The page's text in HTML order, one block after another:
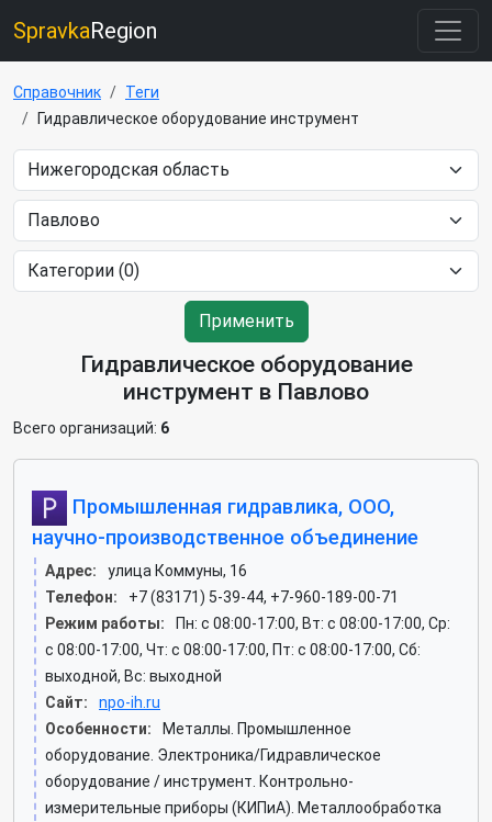
SpravkaRegion
Справочник
Теги
Гидравлическое оборудование инструмент
Применить
Гидравлическое оборудование
инструмент в Павлово
Всего организаций: 6
Промышленная гидравлика, ООО,
научно-производственное объединение
Адрес:
улица Коммуны, 16
Телефон:
+7 (83171) 5-39-44, +7-960-189-00-71
Режим работы:
Пн: c 08:00-17:00, Вт: c 08:00-17:00, Ср:
c 08:00-17:00, Чт: c 08:00-17:00, Пт: c 08:00-17:00, Сб:
выходной, Вс: выходной
Сайт:
npo-ih.ru
Особенности:
Металлы. Промышленное
оборудование. Электроника/Гидравлическое
оборудование / инструмент. Контрольно-
измерительные приборы (КИПиА). Металлообработка